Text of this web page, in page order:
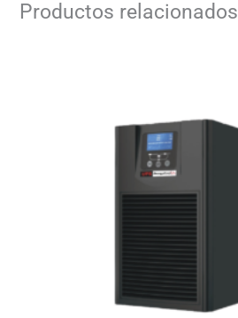
Productos relacionados